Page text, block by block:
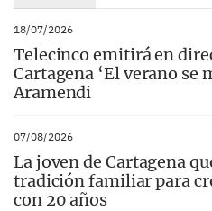
18/07/2026
Telecinco emitirá en
Cartagena ‘El verano se
Aramendi
07/08/2026
La joven de Cartagena
tradición familiar para
con 20 años